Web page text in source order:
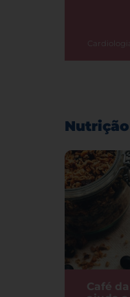
Cardiologia
Nutrição
Café